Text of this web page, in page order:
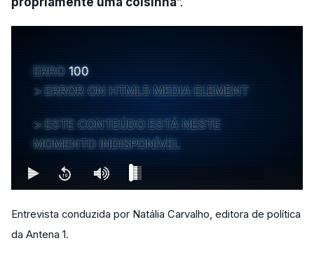
ERRO 100
ERROR ON HTML5 MEDIA ELEMENT
ESTE CONTEÚDO ESTÁ NESTE
MOMENTO INDISPONÍVEL
Entrevista conduzida por Natália Carvalho, editora de política
da Antena 1.